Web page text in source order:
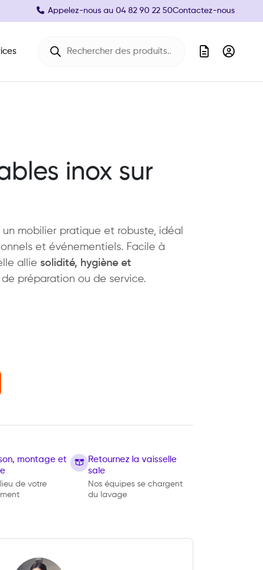
Appelez-nous au 04 82 90 22 50Contactez-nous
inox sur
un mobilier pratique et robuste, idéal
et événementiels. Facile à
alliesolidité, hygiène et
préparation ou de service.
montage et
de votre
Retournez la vaisselle
sale
Nos équipes se chargent
du lavage